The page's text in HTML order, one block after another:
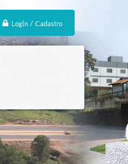
Login / Cadastro